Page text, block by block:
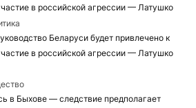
в российской агрессии — Латушко
Беларуси будет привлечено к
в российской агрессии — Латушко
в Быхове — следствие предполагает